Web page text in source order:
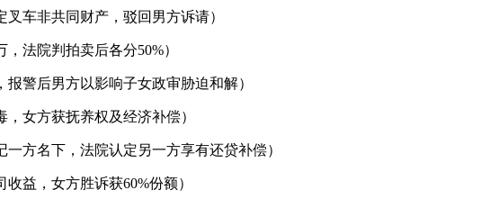
车非共同财产，驳回男方诉请）
法院判拍卖后各分50%）
警后男方以影响子女政审胁迫和解）
女方获抚养权及经济补偿）
方名下，法院认定另一方享有还贷补偿）
益，女方胜诉获60%份额）